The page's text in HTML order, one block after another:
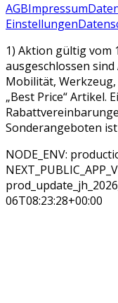
AGBImpressum
Einstellungen
1) Aktion gültig vom
ausgeschlossen
Mobilität,
„Best Price“ Artikel.
Sonderangeboten
NODE_ENV:
06T08:23:28+00:00